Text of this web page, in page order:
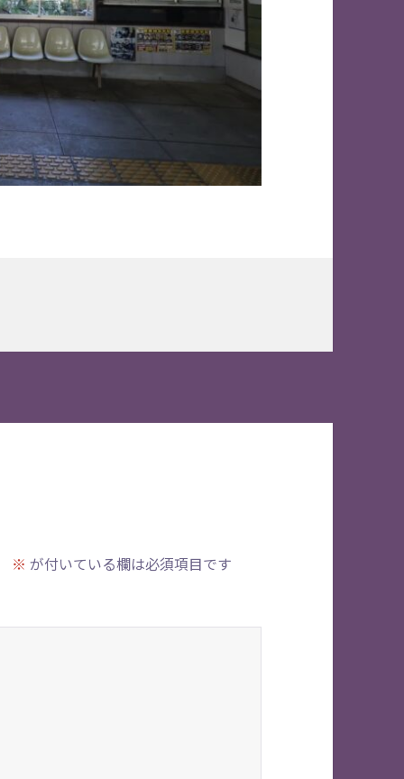
※ が付いている欄は必須項目です